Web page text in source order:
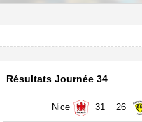
Résultats Journée 34
Nice 31 26